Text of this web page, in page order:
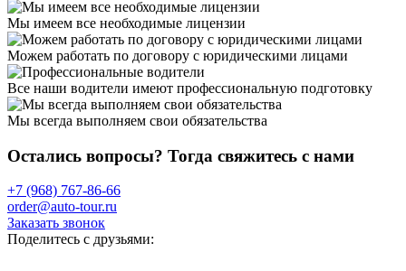
Мы имеем все необходимые лицензии
Можем работать по договору с юридическими лицами
Все наши водители имеют профессиональную подготовку
Мы всегда выполняем свои обязательства
Остались вопросы? Тогда свяжитесь с нами
+7 (968) 767-86-66
order@auto-tour.ru
Заказать звонок
Поделитесь с друзьями: